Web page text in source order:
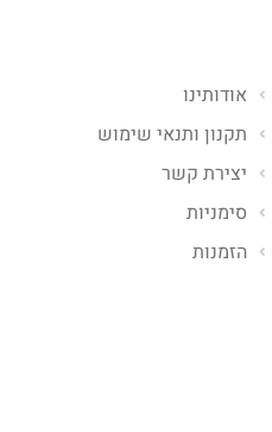
אודותינו
תקנון ותנאי שימוש
יצירת קשר
סימניות
הזמנות